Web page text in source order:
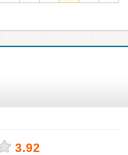
3.92